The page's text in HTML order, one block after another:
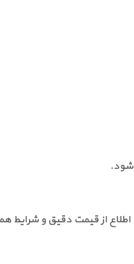
از قیمت دقیق و شرایط